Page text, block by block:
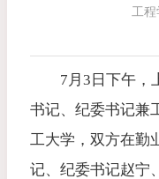
工程
7月3日下午，
书记、纪委书记兼
工大学，双方在勤
记、纪委书记赵宁